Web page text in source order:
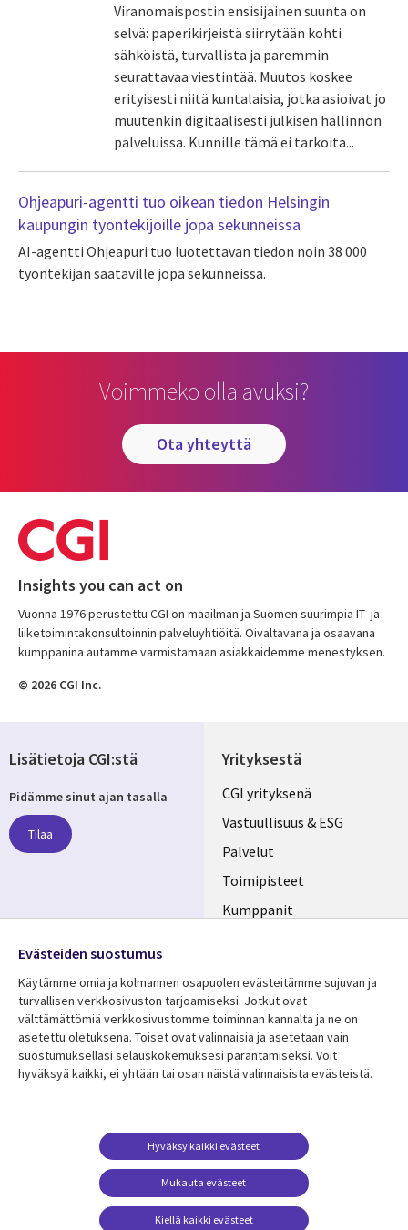
Viranomaispostin ensisijainen suunta on
selvä: paperikirjeistä siirrytään kohti
sähköistä, turvallista ja paremmin
seurattavaa viestintää. Muutos koskee
erityisesti niitä kuntalaisia, jotka asioivat jo
muutenkin digitaalisesti julkisen hallinnon
palveluissa. Kunnille tämä ei tarkoita...
Ohjeapuri-agentti tuo oikean tiedon Helsingin
kaupungin työntekijöille jopa sekunneissa
AI-agentti Ohjeapuri tuo luotettavan tiedon noin 38 000
työntekijän saataville jopa sekunneissa.
Voimmeko olla avuksi?
ota yhteyttä
Insights you can act on
Vuonna 1976 perustettu CGI on maailman ja Suomen suurimpia IT- ja
liiketoimintakonsultoinnin palveluyhtiöitä. Oivaltavana ja osaavana
kumppanina autamme varmistamaan asiakkaidemme menestyksen.
© 2026 CGI Inc.
Yrityksestä
Useful
links
FINLAND
CGI yrityksenä
Vastuullisuus & ESG
Palvelut
Toimipisteet
Kumppanit
Resurssikeskus
Library
FINLAND
Asiakastarinat
Lisätietoa
Legal
Tietosuoja
Käyttöehdot
Yhteystiedot
Evästeasetuksesi
Lisätietoja CGI:stä
Pidämme sinut ajan tasalla
Tilaa
Media
FINLAND
Evästeiden suostumus
Käytämme omia ja kolmannen osapuolen evästeitämme sujuvan ja
turvallisen verkkosivuston tarjoamiseksi. Jotkut ovat
välttämättömiä verkkosivustomme toiminnan kannalta ja ne on
asetettu oletuksena. Toiset ovat valinnaisia ​​ja asetetaan vain
suostumuksellasi selauskokemuksesi parantamiseksi. Voit
hyväksyä kaikki, ei yhtään tai osan näistä valinnaisista evästeistä.
Mukauta evästeet
Hyväksy kaikki evästeet
Kiellä kaikki evästeet